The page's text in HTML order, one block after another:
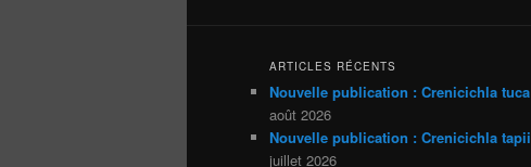
ARTICLES RÉCENTS
Nouvelle publication : Crenicichla tuca
août 2026
Nouvelle publication : Crenicichla tapii
juillet 2026